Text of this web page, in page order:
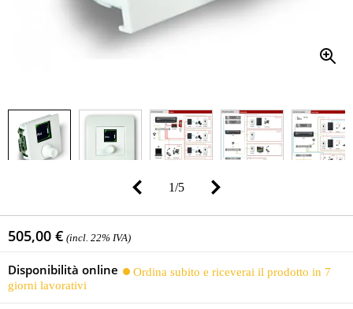
1/5
505,00 € (incl. 22% IVA)
Disponibilità online
Ordina subito e riceverai il prodotto in 7
giorni lavorativi